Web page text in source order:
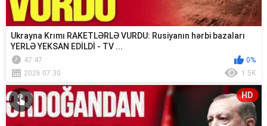
Ukrayna Krımı RAKETLƏRLƏ VURDU: Rusiyanın hərbi bazaları
YERLƏ YEKSAN EDİLDİ - TV ...
47:47
0%
2026.07.30
1.5K
HD